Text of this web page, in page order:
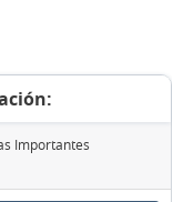
Importantes